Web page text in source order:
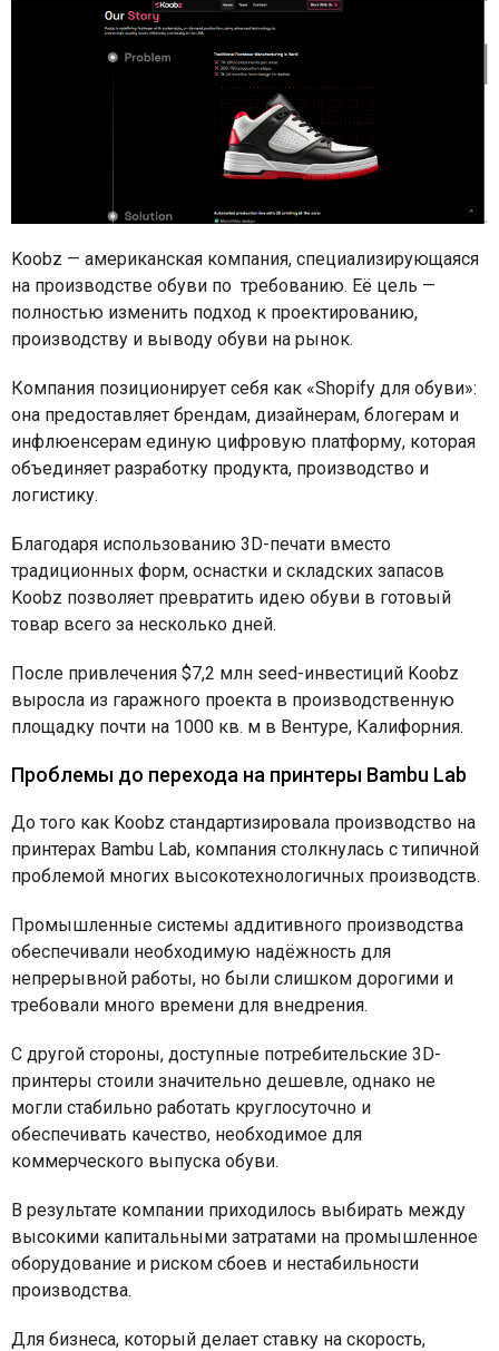
Koobz — американская компания, специализирующаяся
на производстве обуви по требованию. Её цель —
полностью изменить подход к проектированию,
производству и выводу обуви на рынок.
Компания позиционирует себя как «Shopify для обуви»:
она предоставляет брендам, дизайнерам, блогерам и
инфлюенсерам единую цифровую платформу, которая
объединяет разработку продукта, производство и
логистику.
Благодаря использованию 3D-печати вместо
традиционных форм, оснастки и складских запасов
Koobz позволяет превратить идею обуви в готовый
товар всего за несколько дней.
После привлечения $7,2 млн seed-инвестиций Koobz
выросла из гаражного проекта в производственную
площадку почти на 1000 кв. м в Вентуре, Калифорния.
Проблемы до перехода на принтеры Bambu Lab
До того как Koobz стандартизировала производство на
принтерах Bambu Lab, компания столкнулась с типичной
проблемой многих высокотехнологичных производств.
Промышленные системы аддитивного производства
обеспечивали необходимую надёжность для
непрерывной работы, но были слишком дорогими и
требовали много времени для внедрения.
С другой стороны, доступные потребительские 3D-
принтеры стоили значительно дешевле, однако не
могли стабильно работать круглосуточно и
обеспечивать качество, необходимое для
коммерческого выпуска обуви.
В результате компании приходилось выбирать между
высокими капитальными затратами на промышленное
оборудование и риском сбоев и нестабильности
производства.
Для бизнеса, который делает ставку на скорость,